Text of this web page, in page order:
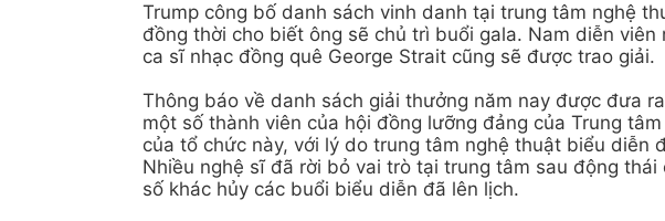
Trump công bố danh sách vinh danh tại trung tâm nghệ
đồng thời cho biết ông sẽ chủ trì buổi gala. Nam diễn
ca sĩ nhạc đồng quê George Strait cũng sẽ được trao giải.
Thông báo về danh sách giải thưởng năm nay được đưa
một số thành viên của hội đồng lưỡng đảng của Trung
của tổ chức này, với lý do trung tâm nghệ thuật biểu diễn
Nhiều nghệ sĩ đã rời bỏ vai trò tại trung tâm sau động
số khác hủy các buổi biểu diễn đã lên lịch.